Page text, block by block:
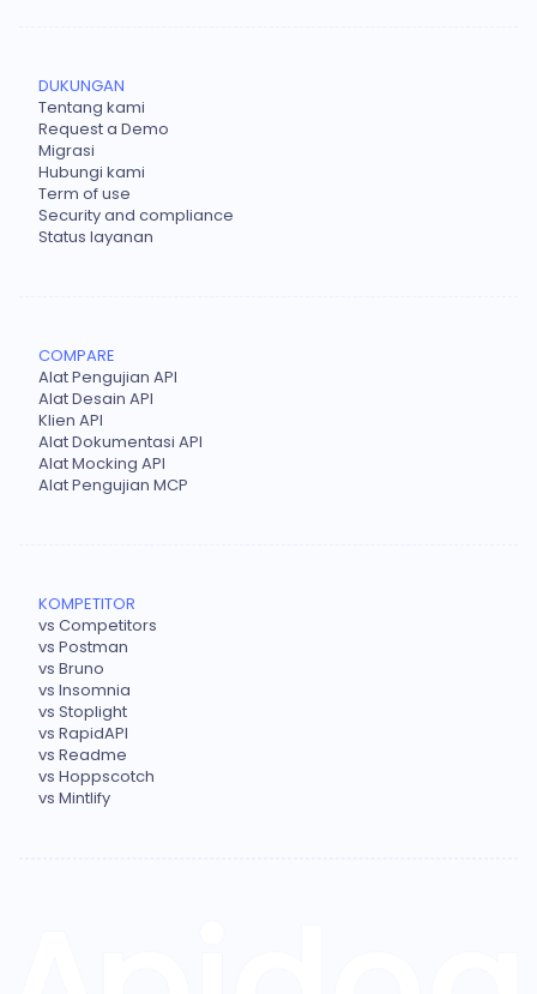
DUKUNGAN
Tentang kami
Request a Demo
Migrasi
Hubungi kami
Term of use
Security and compliance
Status layanan
COMPARE
Alat Pengujian API
Alat Desain API
Klien API
Alat Dokumentasi API
Alat Mocking API
Alat Pengujian MCP
KOMPETITOR
vs Competitors
vs Postman
vs Bruno
vs Insomnia
vs Stoplight
vs RapidAPI
vs Readme
vs Hoppscotch
vs Mintlify